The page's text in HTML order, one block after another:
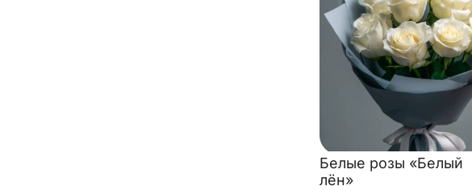
Белые розы «Белый
лён»